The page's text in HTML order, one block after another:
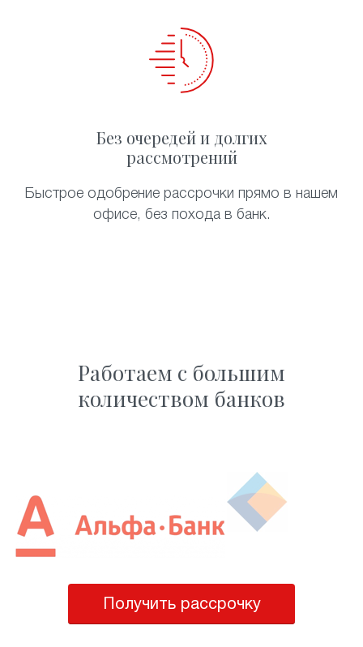
Без очередей и долгих
рассмотрений
Быстрое одобрение рассрочки прямо в нашем
офисе, без похода в банк.
Работаем с большим
количеством банков
Получить рассрочку